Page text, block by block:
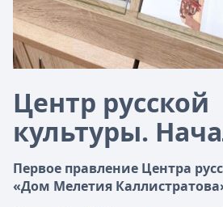
Центр русской
культуры.
Первое правление Центра
«Дом Мелетия